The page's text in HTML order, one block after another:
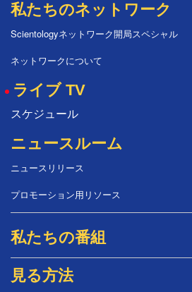
私たちのネットワーク
Scientologyネットワーク開局スペシャル
ネットワークについて
ライブ TV
スケジュール
ニュースルーム
ニュースリリース
プロモーション用リソース
私たちの番組
見る方法